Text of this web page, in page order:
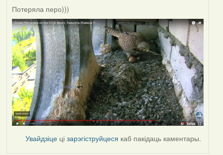
Потеряла перо)))
Увайдзіце цізарэгіструйцеся каб пакідаць каментары.